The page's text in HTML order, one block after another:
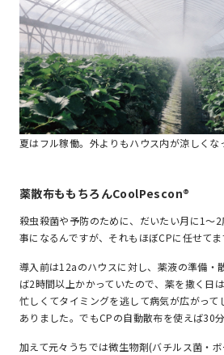
夏はフル稼働。外よりもハウス内が涼しくな
薬散布ももちろんCoolPescon®
殺虫殺菌や予防のために、だいたい月に1～
事になるんですが、それもほぼCPに任せてま
導入前は12aのハウスに対し、薬液の準備・
ば2時間以上かかっていたので、薬を撒く日
忙しくてタイミングを逃して病気が広がって
ありました。でもCPの自動散布を使えば30
加えて元々うちでは微生物剤(バチルス菌・